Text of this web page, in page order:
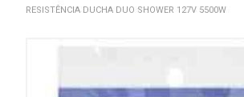
RESISTÊNCIA DUCHA DUO SHOWER 127V 5500W